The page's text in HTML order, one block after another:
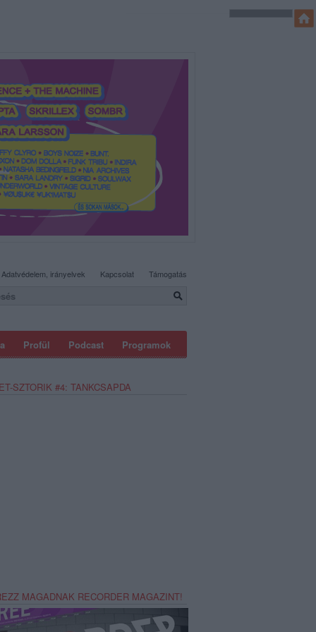
Profül Podcast Programok
Adatvédelem, irányelvek Kapcsolat Támogatás
SZTORIK #4: TANKCSAPDA
MAGADNAK RECORDER MAGAZINT!